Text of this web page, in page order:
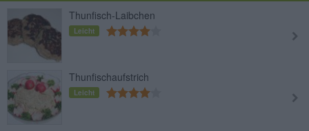
Thunfisch-Laibchen
Leicht
Thunfischaufstrich
Leicht